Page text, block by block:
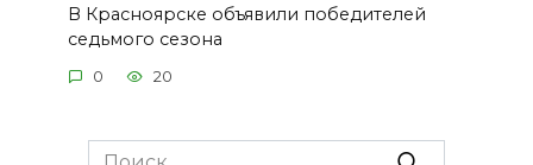
В Красноярске объявили победителей
седьмого сезона
0 20
Search